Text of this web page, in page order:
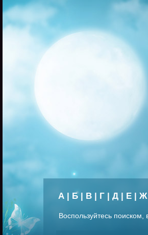
А | Б| В | Г | Д | Е | Ж
Воспользуйтесь